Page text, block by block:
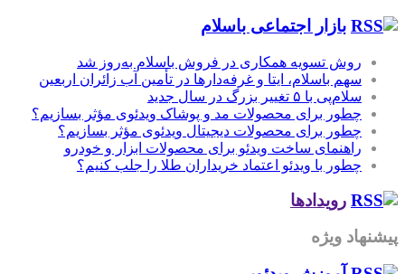
بازار اجتماعی باسلام
روش تسویه همکاری در فروش باسلام به‌روز شد
سهم باسلام، ایتا و غرفه‌دارها در تأمین آب زائران اربعین
سلام‌پی با ۵ تغییر بزرگ در سال جدید
چطور برای محصولات مد و پوشاک ویدئوی مؤثر بسازیم؟
چطور برای محصولات دیجیتال ویدئوی مؤثر بسازیم؟
راهنمای ساخت ویدئو برای محصولات ابزار و خودرو
چطور با ویدئو اعتماد خریداران طلا را جلب کنیم؟
رویدادها
پیشنهاد ویژه